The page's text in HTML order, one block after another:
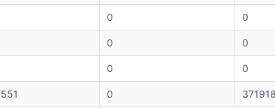
0 0
0 0
0 0
0 371918